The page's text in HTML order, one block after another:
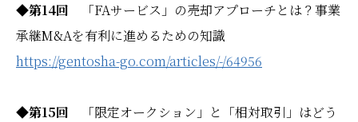
◆第14回 「FAサービス」の売却アプローチとは？事業
承継M&Aを有利に進めるための知識
https://gentosha-go.com/articles/-/64956
◆第15回 「限定オークション」と「相対取引」はどう